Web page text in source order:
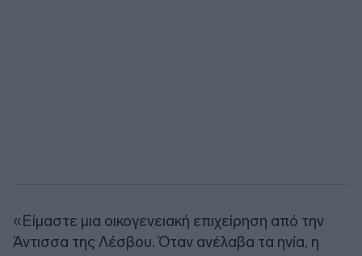
«Είμαστε μια οικογενειακή επιχείρηση από την
Άντισσα της Λέσβου. Όταν ανέλαβα τα ηνία, η